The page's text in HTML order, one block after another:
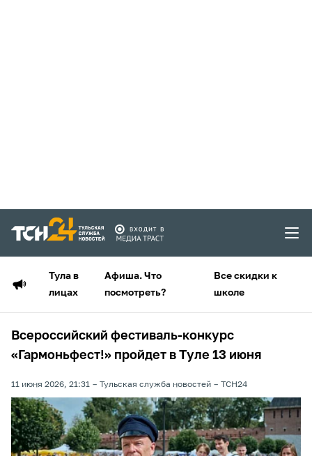
Тула в
лицах
Афиша. Что
посмотреть?
Все скидки к
школе
Всероссийский фестиваль-конкурс
«Гармоньфест!» пройдет в Туле 13 июня
11 июня 2026, 21:31 Тульская служба новостей ТСН24